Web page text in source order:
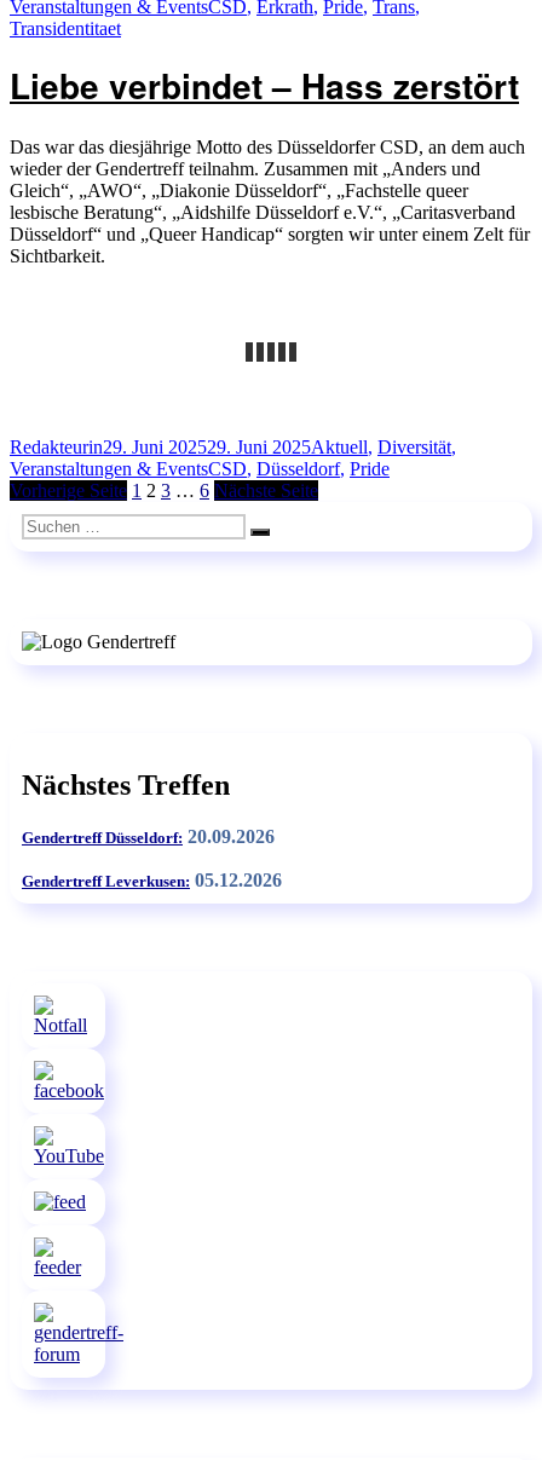
„CSD
ist
am
Veranstaltungen & EventsSchlagwörter
CSD, Erkrath, Pride, Trans,
Transidentitaet
Liebe verbindet – Hass zerstört
Das war das diesjährige Motto des Düsseldorfer CSD, an dem auch
wieder der Gendertreff teilnahm. Zusammen mit „Anders und
Gleich“, „AWO“, „Diakonie Düsseldorf“, „Fachstelle queer
lesbische Beratung“, „Aidshilfe Düsseldorf e.V.“, „Caritasverband
Düsseldorf“ und „Queer Handicap“ sorgten wir unter einem Zelt für
Sichtbarkeit.
Autor
RedakteurinVeröffentlicht
am
29. Juni 202529. Juni 2025Kategorien
Aktuell, Diversität,
Veranstaltungen & EventsSchlagwörter
CSD, Düsseldorf, Pride
Seitennummerierung
der
Beiträge
Vorherige Seite Seite
1 Seite
2 Seite
3 … Seite
6 Nächste Seite
Suchen
nach:
Suchen
Nächstes Treffen
Gendertreff Düsseldorf: 20.09.2026
Gendertreff Leverkusen: 05.12.2026